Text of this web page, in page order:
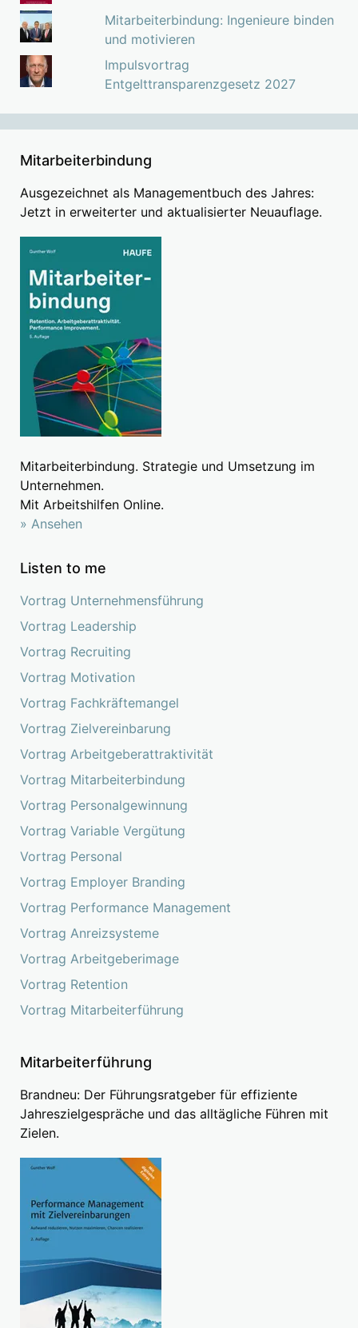
Mitarbeiterbindung: Ingenieure binden
und motivieren
Impulsvortrag
Entgelttransparenzgesetz 2027
Mitarbeiterbindung
Ausgezeichnet als Managementbuch des Jahres:
Jetzt in erweiterter und aktualisierter Neuauflage.
Mitarbeiterbindung. Strategie und Umsetzung im
Unternehmen.
Mit Arbeitshilfen Online.
» Ansehen
Listen to me
Vortrag Unternehmensführung
Vortrag Leadership
Vortrag Recruiting
Vortrag Motivation
Vortrag Fachkräftemangel
Vortrag Zielvereinbarung
Vortrag Arbeitgeberattraktivität
Vortrag Mitarbeiterbindung
Vortrag Personalgewinnung
Vortrag Variable Vergütung
Vortrag Personal
Vortrag Employer Branding
Vortrag Performance Management
Vortrag Anreizsysteme
Vortrag Arbeitgeberimage
Vortrag Retention
Vortrag Mitarbeiterführung
Mitarbeiterführung
Brandneu: Der Führungsratgeber für effiziente
Jahreszielgespräche und das alltägliche Führen mit
Zielen.